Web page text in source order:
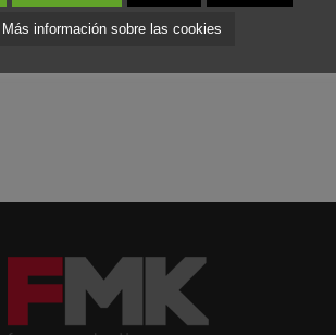
Más información sobre las cookies